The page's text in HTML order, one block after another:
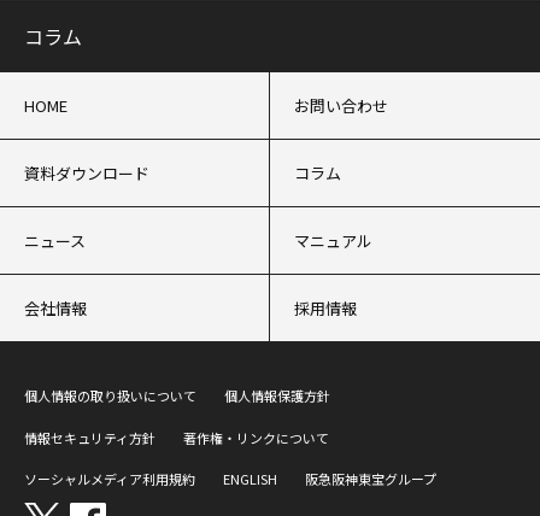
コラム
HOME お問い合わせ
資料ダウンロード コラム
ニュース マニュアル
会社情報 採用情報
個人情報の取り扱いについて 個人情報保護方針
情報セキュリティ方針 著作権・リンクについて
ソーシャルメディア利用規約 ENGLISH 阪急阪神東宝グループ